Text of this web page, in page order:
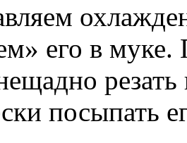
его в
посыпать